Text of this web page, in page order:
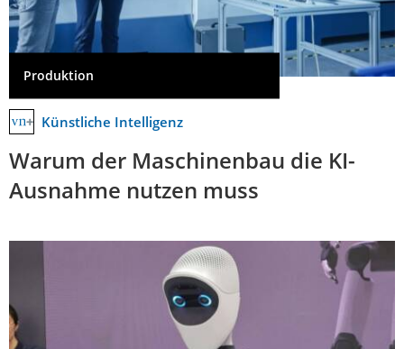
Produktion
Künstliche Intelligenz
Warum der Maschinenbau die KI-
Ausnahme nutzen muss